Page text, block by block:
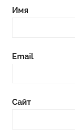
Имя
Email
Сайт